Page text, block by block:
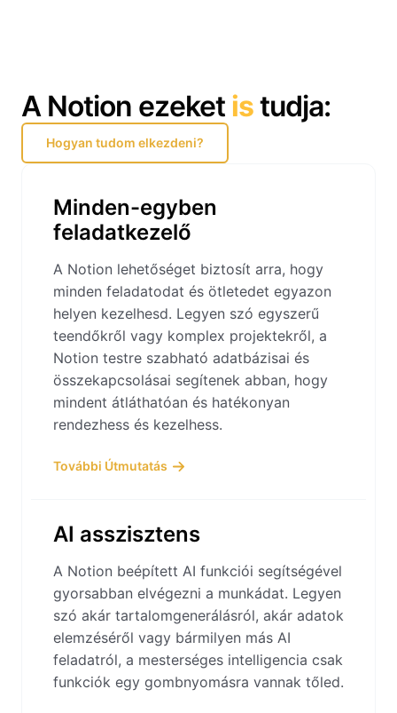
A Notion ezeket istudja:
Hogyan tudom elkezdeni?
Minden-egyben
feladatkezelő
A Notion lehetőséget biztosít arra, hogy
minden feladatodat és ötletedet egyazon
helyen kezelhesd. Legyen szó egyszerű
teendőkről vagy komplex projektekről, a
Notion testre szabható adatbázisai és
összekapcsolásai segítenek abban, hogy
mindent átláthatóan és hatékonyan
rendezhess és kezelhess.
További Útmutatás
AI asszisztens
A Notion beépített AI funkciói segítségével
gyorsabban elvégezni a munkádat. Legyen
szó akár tartalomgenerálásról, akár adatok
elemzéséről vagy bármilyen más AI
feladatról, a mesterséges intelligencia csak
funkciók egy gombnyomásra vannak tőled.